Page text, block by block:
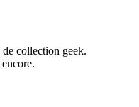
collection geek.